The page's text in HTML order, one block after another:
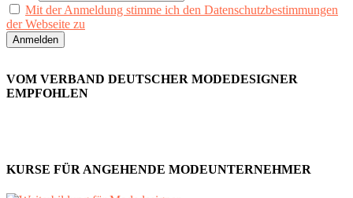
Mit der Anmeldung stimme ich den Datenschutzbestimmungen
der Webseite zu
VOM VERBAND DEUTSCHER MODEDESIGNER
EMPFOHLEN
KURSE FÜR ANGEHENDE MODEUNTERNEHMER